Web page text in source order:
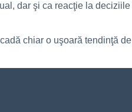
dar şi ca reacţie la deciziile
chiar o uşoară tendinţă de